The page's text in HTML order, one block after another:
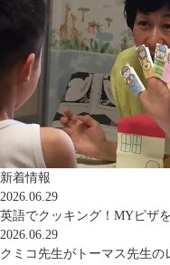
新着情報
2026.06.29
英語でクッキング！MYピザ
2026.06.29
クミコ先生がトーマス先生の